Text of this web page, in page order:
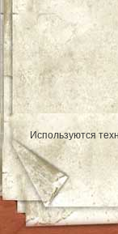
Используются